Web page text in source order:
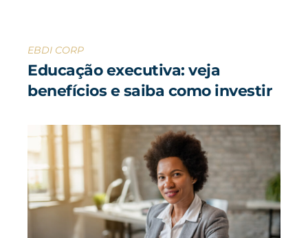
Educação executiva: veja
benefícios e saiba como investir
EBDI CORP